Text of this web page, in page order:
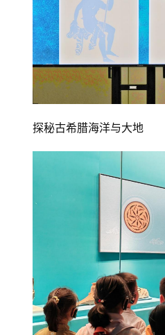
探秘古希腊海洋与大地